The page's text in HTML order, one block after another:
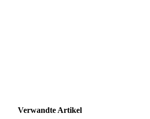
Verwandte Artikel